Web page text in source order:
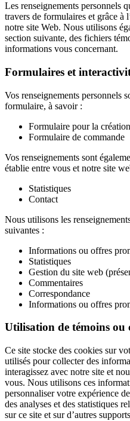
Les renseignements personnels
travers de formulaires et grâce à
notre site Web. Nous utilisons
section suivante, des fichiers
informations vous concernant.
Formulaires et
Vos renseignements personnels
formulaire, à savoir :
Formulaire pour la
Formulaire de commande
Vos renseignements sont
établie entre vous et notre site
Statistiques
Contact
Nous utilisons les
suivantes :
Informations ou offres
Statistiques
Gestion du site web
Commentaires
Correspondance
Informations ou offres
Utilisation de témoins ou
Ce site stocke des cookies sur
utilisés pour collecter des
interagissez avec notre site et
vous. Nous utilisons ces
personnaliser votre expérience
des analyses et des statistiques
sur ce site et sur d’autres